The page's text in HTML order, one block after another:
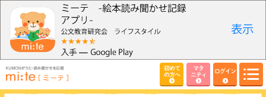
初めて
の方へ
マタ
ニティ
ログイン